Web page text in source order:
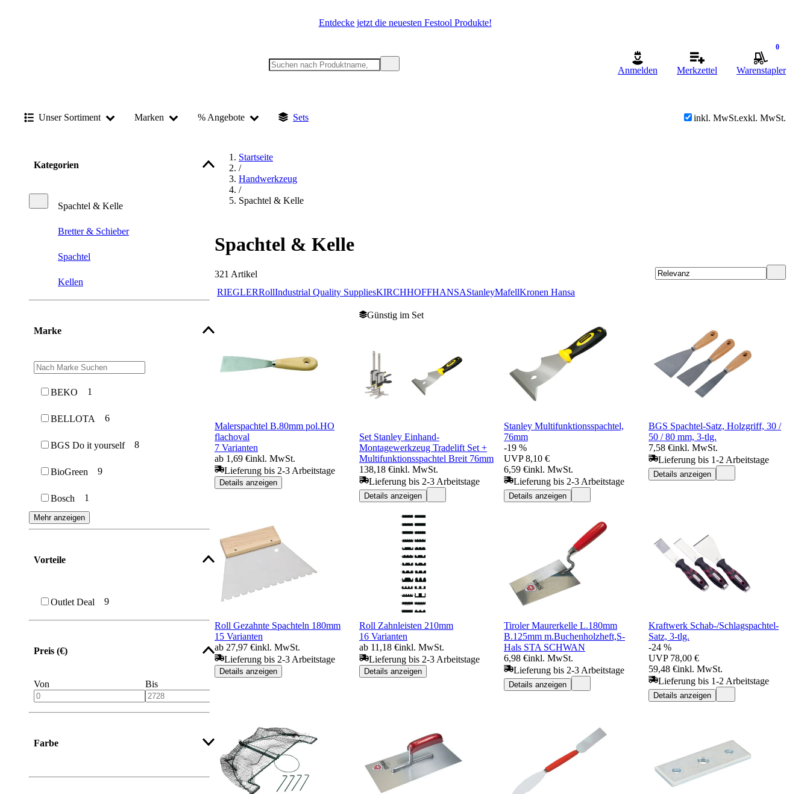
Entdecke jetzt die neuesten Festool Produkte!
Anmelden Merkzettel
0
Warenstapler
Unser Sortiment Marken % Angebote Sets inkl. MwSt.exkl. MwSt.
Kategorien
Spachtel & Kelle
Bretter & Schieber
Spachtel
Kellen
Marke
BEKO 1
BELLOTA 6
BGS Do it yourself 8
BioGreen 9
Bosch 1
Mehr anzeigen
Vorteile
Outlet Deal 9
Preis (€)
Von Bis
Farbe
Startseite
/
Handwerkzeug
/
Spachtel & Kelle
Spachtel & Kelle
321 Artikel
RIEGLERRollIndustrial Quality SuppliesKIRCHHOFFHANSAStanleyMafellKronen Hansa
Malerspachtel B.80mm pol.HO
flachoval
7 Varianten
ab 1,69 €inkl. MwSt.
Lieferung bis 2-3 Arbeitstage
Details anzeigen
Günstig im Set
Set Stanley Einhand-
Montagewerkzeug Tradelift Set +
Multifunktionsspachtel Breit 76mm
138,18 €inkl. MwSt.
Lieferung bis 2-3 Arbeitstage
Details anzeigen
Stanley Multifunktionsspachtel,
76mm
-19 %
UVP 8,10 €
6,59 €inkl. MwSt.
Lieferung bis 2-3 Arbeitstage
Details anzeigen
BGS Spachtel-Satz, Holzgriff, 30 /
50 / 80 mm, 3-tlg.
7,58 €inkl. MwSt.
Lieferung bis 1-2 Arbeitstage
Details anzeigen
Roll Gezahnte Spachteln 180mm
15 Varianten
ab 27,97 €inkl. MwSt.
Lieferung bis 2-3 Arbeitstage
Details anzeigen
Roll Zahnleisten 210mm
16 Varianten
ab 11,18 €inkl. MwSt.
Lieferung bis 2-3 Arbeitstage
Details anzeigen
Tiroler Maurerkelle L.180mm
B.125mm m.Buchenholzheft,S-
Hals STA SCHWAN
6,98 €inkl. MwSt.
Lieferung bis 2-3 Arbeitstage
Details anzeigen
Kraftwerk Schab-/Schlagspachtel-
Satz, 3-tlg.
-24 %
UVP 78,00 €
59,48 €inkl. MwSt.
Lieferung bis 1-2 Arbeitstage
Details anzeigen